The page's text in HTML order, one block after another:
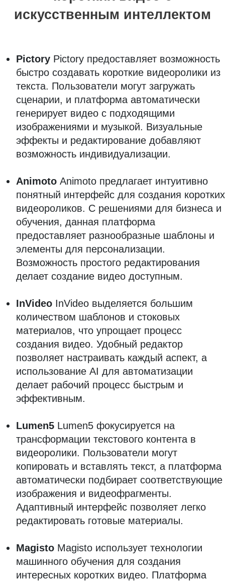
искусственным интеллектом
Pictory Pictory предоставляет возможность
быстро создавать короткие видеоролики из
текста. Пользователи могут загружать
сценарии, и платформа автоматически
генерирует видео с подходящими
изображениями и музыкой. Визуальные
эффекты и редактирование добавляют
возможность индивидуализации.
Animoto Animoto предлагает интуитивно
понятный интерфейс для создания коротких
видеороликов. С решениями для бизнеса и
обучения, данная платформа
предоставляет разнообразные шаблоны и
элементы для персонализации.
Возможность простого редактирования
делает создание видео доступным.
InVideo InVideo выделяется большим
количеством шаблонов и стоковых
материалов, что упрощает процесс
создания видео. Удобный редактор
позволяет настраивать каждый аспект, а
использование AI для автоматизации
делает рабочий процесс быстрым и
эффективным.
Lumen5 Lumen5 фокусируется на
трансформации текстового контента в
видеоролики. Пользователи могут
копировать и вставлять текст, а платформа
автоматически подбирает соответствующие
изображения и видеофрагменты.
Адаптивный интерфейс позволяет легко
редактировать готовые материалы.
Magisto Magisto использует технологии
машинного обучения для создания
интересных коротких видео. Платформа